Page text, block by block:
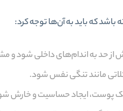
که باید به آن‌ها توجه کرد:
از حد به اندام‌های داخلی شود و
مانند تنگی نفس شود.
پوست، ایجاد حساسیت و خارش